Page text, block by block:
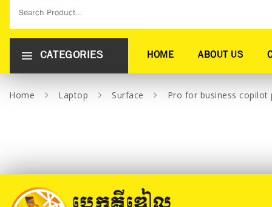
CATEGORIES HOME ABOUT US
Home Laptop Surface Pro for business copilot